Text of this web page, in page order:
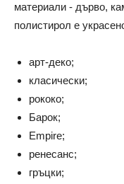
материали - дърво,
полистирол е
арт-деко;
класически;
рококо;
Барок;
Empire;
ренесанс;
гръцки;